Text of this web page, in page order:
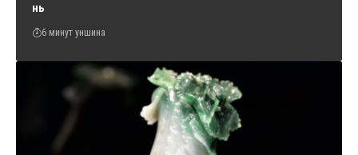
нь
6 минут уншина